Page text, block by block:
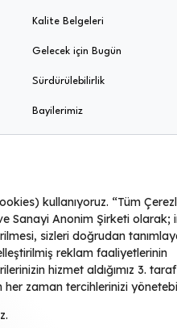
Kalite Belgeleri
Gelecek için Bugün
Sürdürülebilirlik
Bayilerimiz
Uygulamaya özel